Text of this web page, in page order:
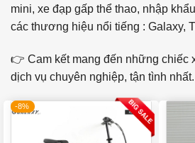
mini, xe đạp gấp thể thao, nhập
các thương hiệu nổi tiếng : Galaxy,
👉 Cam kết mang đến những chiếc
dịch vụ chuyên nghiệp, tận tình nhất.
-8%